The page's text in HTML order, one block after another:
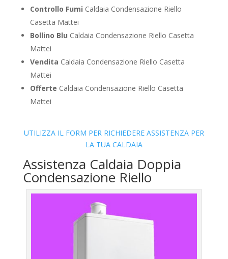
Controllo Fumi Caldaia Condensazione Riello
Casetta Mattei
Bollino Blu Caldaia Condensazione Riello Casetta
Mattei
Vendita Caldaia Condensazione Riello Casetta
Mattei
Offerte Caldaia Condensazione Riello Casetta
Mattei
UTILIZZA IL FORM PER RICHIEDERE ASSISTENZA PER
LA TUA CALDAIA
Assistenza Caldaia Doppia
Condensazione Riello